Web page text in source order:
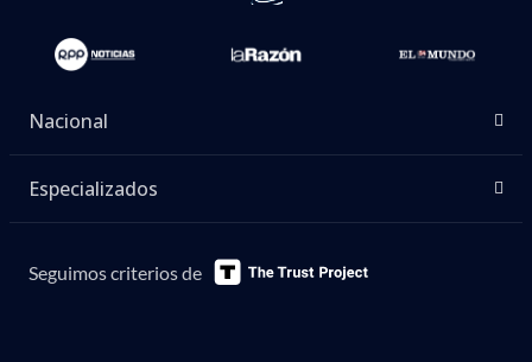
Nacional
Especializados
Seguimos criterios de